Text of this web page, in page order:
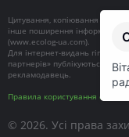
Цитування, копіювання
інше поширення інформації
(www.ecolog-ua.com).
Для інтернет-видань
партнерів» публікуються на
рекламодавець.
Правила користування сайтом
© 2026. Усі права